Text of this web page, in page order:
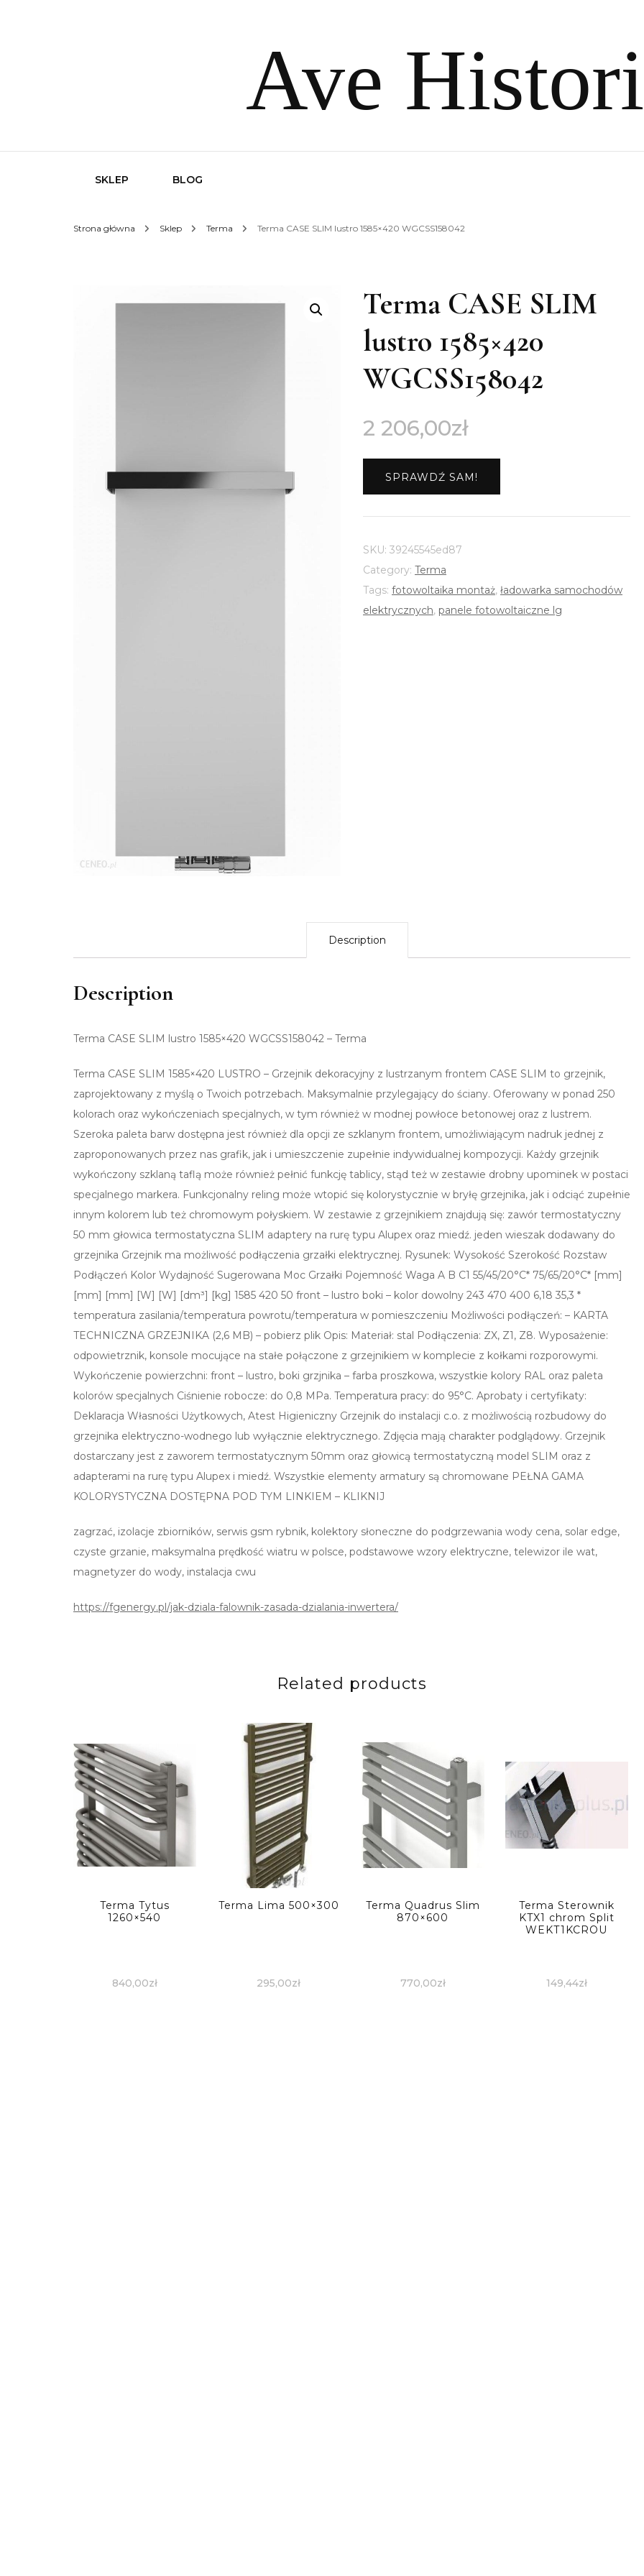
Ave
SKLEP BLOG
Strona główna Sklep Terma Terma CASE SLIM lustro 1585×420 WGCSS158042
Terma CASE SLIM
lustro 1585×420
WGCSS158042
2 206,00zł
SPRAWDŹ SAM!
SKU: 39245545ed87
Category: Terma
Tags: fotowoltaika montaż, ładowarka samochodów
elektrycznych, panele fotowoltaiczne lg
Description
Description
Terma CASE SLIM lustro 1585×420 WGCSS158042 – Terma
Terma CASE SLIM 1585×420 LUSTRO – Grzejnik dekoracyjny z lustrzanym frontem CASE SLIM to grzejnik,
zaprojektowany z myślą o Twoich potrzebach. Maksymalnie przylegający do ściany. Oferowany w ponad 250
kolorach oraz wykończeniach specjalnych, w tym również w modnej powłoce betonowej oraz z lustrem.
Szeroka paleta barw dostępna jest również dla opcji ze szklanym frontem, umożliwiającym nadruk jednej z
zaproponowanych przez nas grafik, jak i umieszczenie zupełnie indywidualnej kompozycji. Każdy grzejnik
wykończony szklaną taflą może również pełnić funkcję tablicy, stąd też w zestawie drobny upominek w postaci
specjalnego markera. Funkcjonalny reling może wtopić się kolorystycznie w bryłę grzejnika, jak i odciąć zupełnie
innym kolorem lub też chromowym połyskiem. W zestawie z grzejnikiem znajdują się: zawór termostatyczny
50 mm głowica termostatyczna SLIM adaptery na rurę typu Alupex oraz miedź. jeden wieszak dodawany do
grzejnika Grzejnik ma możliwość podłączenia grzałki elektrycznej. Rysunek: Wysokość Szerokość Rozstaw
Podłączeń Kolor Wydajność Sugerowana Moc Grzałki Pojemność Waga A B C1 55/45/20°C* 75/65/20°C* [mm]
[mm] [mm] [W] [W] [dm³] [kg] 1585 420 50 front – lustro boki – kolor dowolny 243 470 400 6,18 35,3 *
temperatura zasilania/temperatura powrotu/temperatura w pomieszczeniu Możliwości podłączeń: – KARTA
TECHNICZNA GRZEJNIKA (2,6 MB) – pobierz plik Opis: Materiał: stal Podłączenia: ZX, Z1, Z8. Wyposażenie:
odpowietrznik, konsole mocujące na stałe połączone z grzejnikiem w komplecie z kołkami rozporowymi.
Wykończenie powierzchni: front – lustro, boki grzjnika – farba proszkowa, wszystkie kolory RAL oraz paleta
kolorów specjalnych Ciśnienie robocze: do 0,8 MPa. Temperatura pracy: do 95°C. Aprobaty i certyfikaty:
Deklaracja Własności Użytkowych, Atest Higieniczny Grzejnik do instalacji c.o. z możliwością rozbudowy do
grzejnika elektryczno-wodnego lub wyłącznie elektrycznego. Zdjęcia mają charakter podglądowy. Grzejnik
dostarczany jest z zaworem termostatycznym 50mm oraz głowicą termostatyczną model SLIM oraz z
adapterami na rurę typu Alupex i miedź. Wszystkie elementy armatury są chromowane PEŁNA GAMA
KOLORYSTYCZNA DOSTĘPNA POD TYM LINKIEM – KLIKNIJ
zagrzać, izolacje zbiorników, serwis gsm rybnik, kolektory słoneczne do podgrzewania wody cena, solar edge,
czyste grzanie, maksymalna prędkość wiatru w polsce, podstawowe wzory elektryczne, telewizor ile wat,
magnetyzer do wody, instalacja cwu
https://fgenergy.pl/jak-dziala-falownik-zasada-dzialania-inwertera/
Related products
Terma Tytus
1260×540
840,00zł
Terma Lima 500×300
295,00zł
Terma Quadrus Slim
870×600
770,00zł
Terma Sterownik
KTX1 chrom Split
WEKT1KCROU
149,44zł